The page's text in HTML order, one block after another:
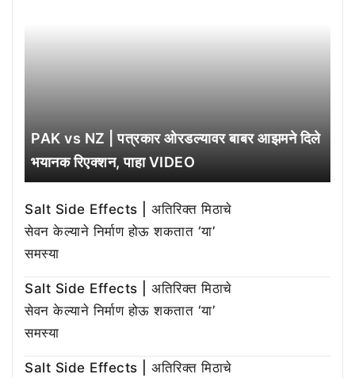
PAK vs NZ | पत्रकार ओरडल्यावर बाबर आझमने दिले
भयानक रिएक्शन, पाहा VIDEO
Salt Side Effects | अतिरिक्त मिठाचे
सेवन केल्याने निर्माण होऊ शकतात ‘या’
समस्या
Salt Side Effects | अतिरिक्त मिठाचे
सेवन केल्याने निर्माण होऊ शकतात ‘या’
समस्या
Salt Side Effects | अतिरिक्त मिठाचे